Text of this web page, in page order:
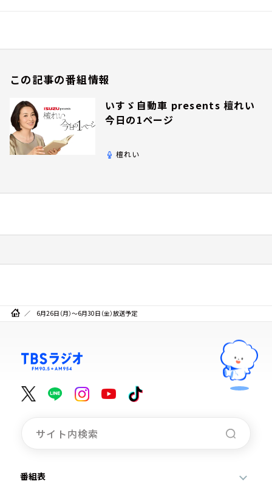
この記事の番組情報
いすゞ自動車 presents 檀れい
今日の1ページ
檀れい
6月26日（月）～6月30日（金）放送予定
番組表